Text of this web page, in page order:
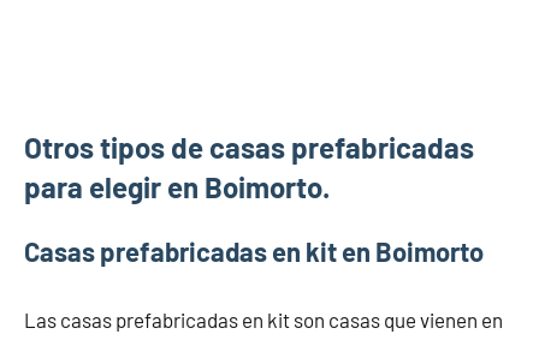
Otros tipos de casas prefabricadas
para elegir en Boimorto.
Casas prefabricadas en kit en Boimorto
Las casas prefabricadas en kit son casas que vienen en